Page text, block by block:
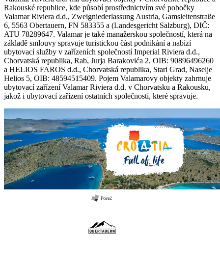
Rakouské republice, kde působí prostřednictvím své pobočky
Valamar Riviera d.d., Zweigniederlassung Austria, Gamsleitenstraße
6, 5563 Obertauern, FN 583355 a (Landesgericht Salzburg), DIČ:
ATU 78289647. Valamar je také manažerskou společností, která na
základě smlouvy spravuje turistickou část podnikání a nabízí
ubytovací služby v zařízeních společností Imperial Riviera d.d.,
Chorvatská republika, Rab, Jurja Barakovića 2, OIB: 90896496260
a HELIOS FAROS d.d., Chorvatská republika, Stari Grad, Naselje
Helios 5, OIB: 48594515409. Pojem Valamarovy objekty zahrnuje
ubytovací zařízení Valamar Riviera d.d. v Chorvatsku a Rakousku,
jakož i ubytovací zařízení ostatních společností, které spravuje.